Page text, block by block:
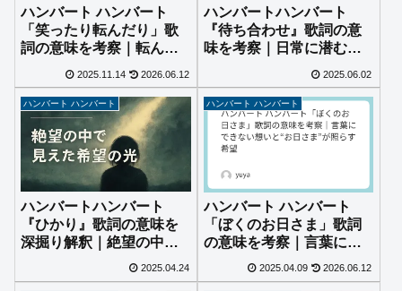
ハンバート ハンバート
「笑ったり転んだり」歌
詞の意味を考察｜転んで
の応援歌
2025.11.14 2026.06.12
ハンバートハンバート
『待ち合わせ』歌詞の意
味を考察｜日常に潜むや
2025.06.02
ハンバート ハンバート
ハンバートハンバート
『ひかり』歌詞の意味を
深掘り解釈｜絶望の中で
2025.04.24
ハンバート ハンバート
ハンバート ハンバート
「ぼくのお日さま」歌詞
の意味を考察｜言葉にで
きない想いと“お日さ
ま”が照らす希望
2025.04.09 2026.06.12